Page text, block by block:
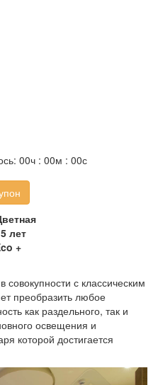
00ч : 00м : 00с
лет
+
в совокупности с классическим
преобразить любое
как раздельного, так и
освещения и
которой достигается